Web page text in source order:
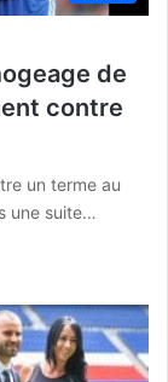
de
contre
un terme au
une suite…